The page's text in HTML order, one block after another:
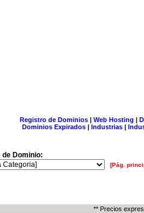
Registro de Dominios| Web Hosting |
Dominios Expirados | Industrias |
Dominio:
[Pág.
** Precios